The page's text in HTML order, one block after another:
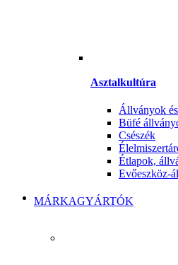
Asztalkultúra
Állványok
Büfé
Csészék
Étlapok,
Evőeszköz-
MÁRKAGYÁRTÓK